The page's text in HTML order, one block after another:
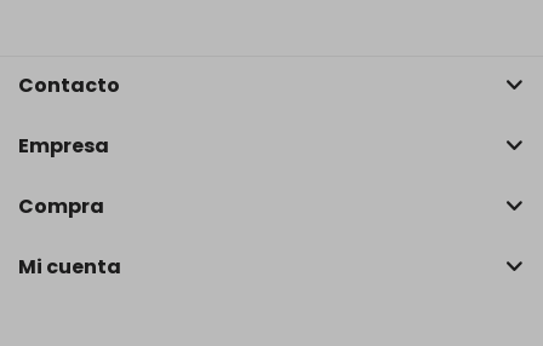
Contacto
Empresa
Compra
Mi cuenta